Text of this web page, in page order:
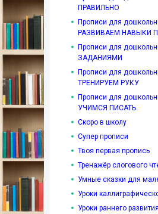
ПРАВИЛЬНО
Прописи для
РАЗВИВАЕМ НАВЫКИ
Прописи для
ЗАДАНИЯМИ
Прописи для
ТРЕНИРУЕМ РУКУ
Прописи для
УЧИМСЯ ПИСАТЬ
Скоро в школу
Супер прописи
Твоя первая пропись
Тренажёр слогового
Умные сказки для
Уроки
Уроки раннего развития